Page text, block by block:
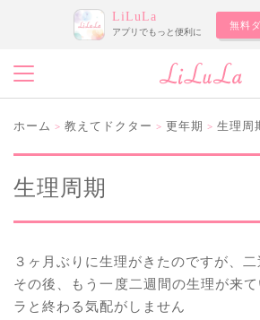
LiLuLa
アプリでもっと便利に
無料
ホーム > 教えてドクター > 更年期 > 生理周
生理周期
３ヶ月ぶりに生理がきたのですが、
その後、もう一度二週間の生理が来
ラと終わる気配がしません